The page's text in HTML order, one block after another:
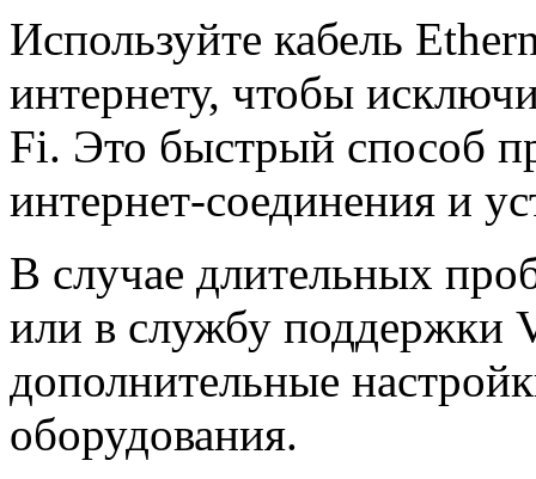
Используйте кабель
интернету, чтобы
Fi. Это быстрый способ
интернет-соединения и
В случае длительных
или в службу поддержки
дополнительные
оборудования.